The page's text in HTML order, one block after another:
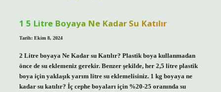
1 5 Litre Boyaya Ne Kadar Su Katılır
Tarih: Ekim 8, 2024
2 Litre boyaya Ne Kadar su Katılır? Plastik boya kullanmadan
önce de su eklemeniz gerekir. Benzer şekilde, her 2,5 litre plastik
boya için yaklaşık yarım litre su eklemelisiniz. 1 kg boyaya ne
kadar su katılır? İç cephe boyaları için %20-25 oranında su